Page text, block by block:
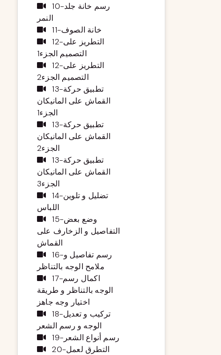
10-رسم خانة جلد
النمر
11-خانة الصوف
12-التطريز على
التصميم الجزء1
12-التطريز على
التصميم الجزء2
13-تطبيق حركة
القماش على المانيكان
الجزء1
13-تطبيق حركة
القماش على المانيكان
الجزء2
13-تطبيق حركة
القماش على المانيكان
الجزء3
14-تضليل و تلوين
اللباس
15-وضع بعض
التفاصيل و الزخارف على
القماش
16-رسم تفاصيل و
ملامح الوجه بالتناظر
17-اكمال رسم
الوجه بالتناظر و طريقة
اختيار وجه جاهز
18-تركيب و تعديل
الوجه و رسم الشعر
19-رسم أنواع الشعر
20-التطرق لعمل